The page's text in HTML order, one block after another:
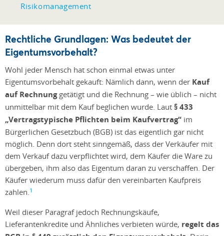
Risikomanagement
Rechtliche Grundlagen: Was bedeutet der
Eigentumsvorbehalt?
Wohl jeder Mensch hat schon einmal etwas unter
Eigentumsvorbehalt gekauft: Nämlich dann, wenn der Kauf
auf Rechnunggetätigt und die Rechnung – wie üblich – nicht
unmittelbar mit dem Kauf beglichen wurde. Laut § 433
„Vertragstypische Pflichten beim Kaufvertrag“ im
Bürgerlichen Gesetzbuch (BGB) ist das eigentlich gar nicht
möglich. Denn dort steht sinngemäß, dass der Verkäufer mit
dem Verkauf dazu verpflichtet wird, dem Käufer die Ware zu
übergeben, ihm also das Eigentum daran zu verschaffen. Der
Käufer wiederum muss dafür den vereinbarten Kaufpreis
zahlen.1
Weil dieser Paragraf jedoch Rechnungskäufe,
Lieferantenkredite und Ähnliches verbieten würde, regelt das